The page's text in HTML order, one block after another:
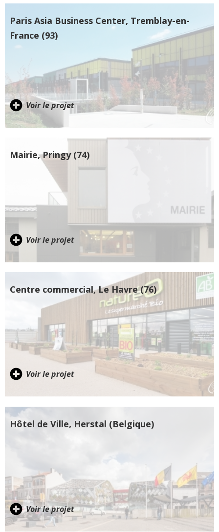
Paris Asia Business Center, Tremblay-en-
France (93)
Voir le projet
Mairie, Pringy (74)
Voir le projet
Centre commercial, Le Havre (76)
Voir le projet
Hôtel de Ville, Herstal (Belgique)
Voir le projet